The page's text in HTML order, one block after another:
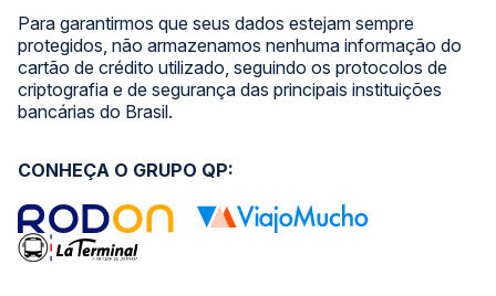
Para garantirmos que seus dados estejam sempre
protegidos, não armazenamos nenhuma informação do
cartão de crédito utilizado, seguindo os protocolos de
criptografia e de segurança das principais instituições
bancárias do Brasil.
CONHEÇA O GRUPO QP: